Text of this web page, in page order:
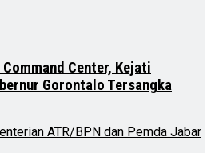
Center, Kejati
Gorontalo Tersangka